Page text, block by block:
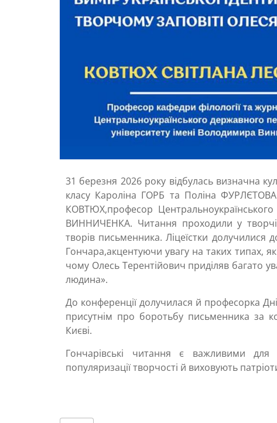
31 березня 2026 року відбулась визначна
класу Кароліна ГОРБ та Поліна
КОВТЮХ,професор
ВИННИЧЕНКА. Читання проходили у
творів письменника. Ліцеїстки
Гончара,акцентуючи увагу на таких типах,
чому Олесь Терентійович приділяв багато
людина».
До конференції долучилася й професорка
присутнім про боротьбу письменника за
Києві.
Гончарівські читання є важливими
популяризації творчості й виховують